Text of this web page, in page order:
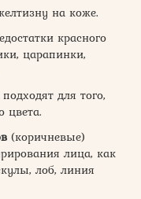
на коже.
красного
царапинки,
для того,
цвета.
(коричневые)
лица, как
лоб, линия